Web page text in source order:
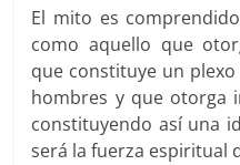
El mito es
como aquello que
que constituye un
hombres y que otorga
constituyendo así una
será la fuerza espiritual